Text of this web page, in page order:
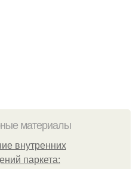
материалы
внутренних
паркета: